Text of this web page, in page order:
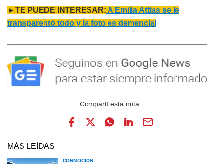
►TE PUEDE INTERESAR: A Emilia Attias se le
transparentó todo y la foto es demencial
MÁS LEÍDAS
CONMOCIÓN